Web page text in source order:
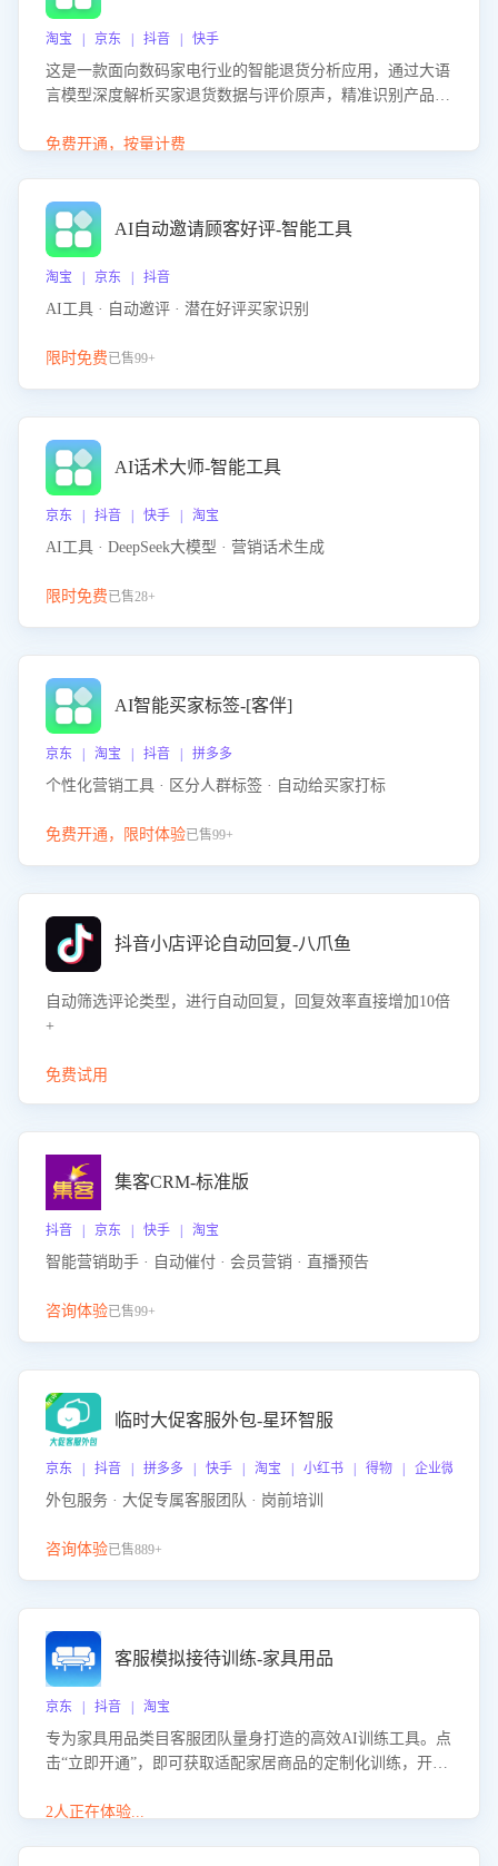
淘宝 | 京东 | 抖音 | 快手
这是一款面向数码家电行业的智能退货分析应用，通过大语
言模型深度解析买家退货数据与评价原声，精准识别产品质
改进建议，通过挖掘用户痛点驱动产品迭代，从根本上降低
免费开通，按量计费
AI自动邀请顾客好评-智能工具
淘宝 | 京东 | 抖音
AI工具 · 自动邀评 · 潜在好评买家识别
限时免费已售99+
AI话术大师-智能工具
京东 | 抖音 | 快手 | 淘宝
AI工具 · DeepSeek大模型 · 营销话术生成
限时免费已售28+
AI智能买家标签-[客伴]
京东 | 淘宝 | 抖音 | 拼多多
个性化营销工具 · 区分人群标签 · 自动给买家打标
免费开通，限时体验已售99+
抖音小店评论自动回复-八爪鱼
自动筛选评论类型，进行自动回复，回复效率直接增加10倍
+
免费试用
集客CRM-标准版
抖音 | 京东 | 快手 | 淘宝
智能营销助手 · 自动催付 · 会员营销 · 直播预告
咨询体验已售99+
临时大促客服外包-星环智服
京东 | 抖音 | 拼多多 | 快手 | 淘宝 | 小红书 | 得物 | 企业微信
外包服务 · 大促专属客服团队 · 岗前培训
咨询体验已售889+
客服模拟接待训练-家具用品
京东 | 抖音 | 淘宝
专为家具用品类目客服团队量身打造的高效AI训练工具。点
击“立即开通”，即可获取适配家居商品的定制化训练，开启
能、尺寸参数咨询等高频场景下的专业应对能力。
2人正在体验...